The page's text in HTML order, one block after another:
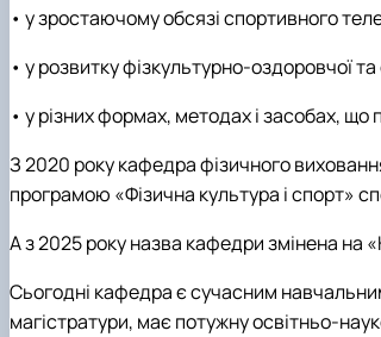
• у зростаючому обсязі спортивного
• у розвитку фізкультурно-оздоровчої
• у різних формах, методах і засобах,
З 2020 року кафедра фізичного
програмою «Фізична культура і спорт»
А з 2025 року назва кафедри змінена на
Сьогодні кафедра є сучасним
магістратури, має потужну освітньо-